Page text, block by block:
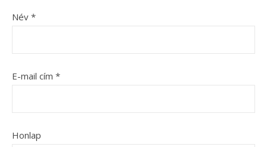
Név *
E-mail cím *
Honlap